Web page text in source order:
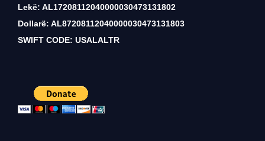
Lekë: AL17208112040000030473131802
Dollarë: AL87208112040000030473131803
SWIFT CODE: USALALTR